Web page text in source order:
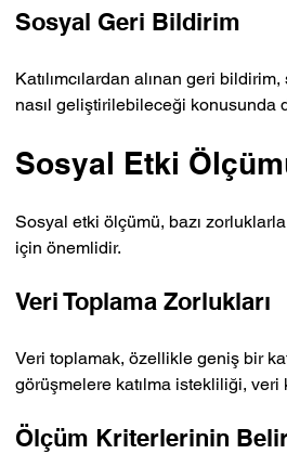
Sosyal Geri Bildirim
Katılımcılardan alınan geri
nasıl geliştirilebileceği konusunda
Sosyal Etki
Sosyal etki ölçümü, bazı
için önemlidir.
Veri Toplama Zorlukları
Veri toplamak, özellikle geniş bir
görüşmelere katılma istekliliği,
Ölçüm Kriterlerinin